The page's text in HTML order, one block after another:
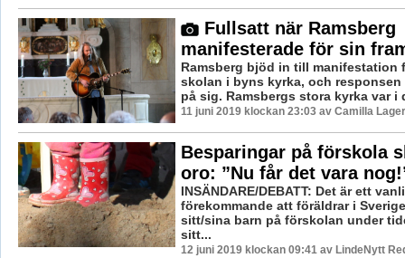
Fullsatt när Ramsberg
manifesterade för sin
Ramsberg bjöd in till manifestation
skolan i byns kyrka, och
på sig. Ramsbergs stora kyrka var i
11 juni 2019 klockan 23:03 av Camilla
Besparingar på förskola
oro: ”Nu får det vara
INSÄNDARE/DEBATT: Det är ett
förekommande att föräldrar i
sitt/sina barn på förskolan under
sitt...
12 juni 2019 klockan 09:41 av LindeNytt